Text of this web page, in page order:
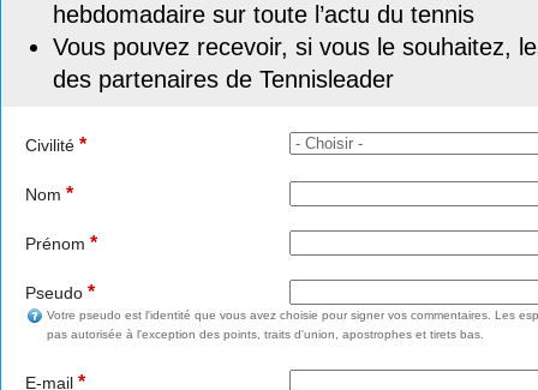
hebdomadaire sur toute l’actu du tennis
Vous pouvez recevoir, si vous le souhaitez,
des partenaires de Tennisleader
Civilité *
Nom *
Prénom *
Pseudo *
Votre pseudo est l'identité que vous avez choisie pour signer vos commentaires. Les
pas autorisée à l'exception des points, traits d'union, apostrophes et tirets bas.
E-mail *